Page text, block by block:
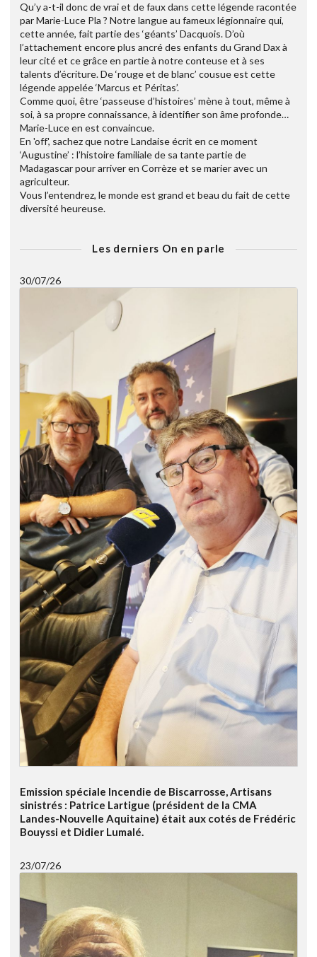
Qu’y a-t-il donc de vrai et de faux dans cette légende racontée
par Marie-Luce Pla ? Notre langue au fameux légionnaire qui,
cette année, fait partie des ‘géants’ Dacquois. D’où
l’attachement encore plus ancré des enfants du Grand Dax à
leur cité et ce grâce en partie à notre conteuse et à ses
talents d’écriture. De ‘rouge et de blanc’ cousue est cette
légende appelée ‘Marcus et Péritas’.
Comme quoi, être ‘passeuse d’histoires’ mène à tout, même à
soi, à sa propre connaissance, à identifier son âme profonde…
Marie-Luce en est convaincue.
En 'off', sachez que notre Landaise écrit en ce moment
‘Augustine’ : l’histoire familiale de sa tante partie de
Madagascar pour arriver en Corrèze et se marier avec un
agriculteur.
Vous l’entendrez, le monde est grand et beau du fait de cette
diversité heureuse.
Les derniers On en parle
30/07/26
Emission spéciale Incendie de Biscarrosse, Artisans
sinistrés : Patrice Lartigue (président de la CMA
Landes-Nouvelle Aquitaine) était aux cotés de Frédéric
Bouyssi et Didier Lumalé.
23/07/26